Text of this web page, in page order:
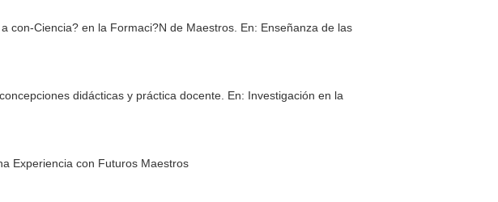
con-Ciencia? en la Formaci?N de Maestros. En: Enseñanza de las
didácticas y práctica docente. En: Investigación en la
Experiencia con Futuros Maestros